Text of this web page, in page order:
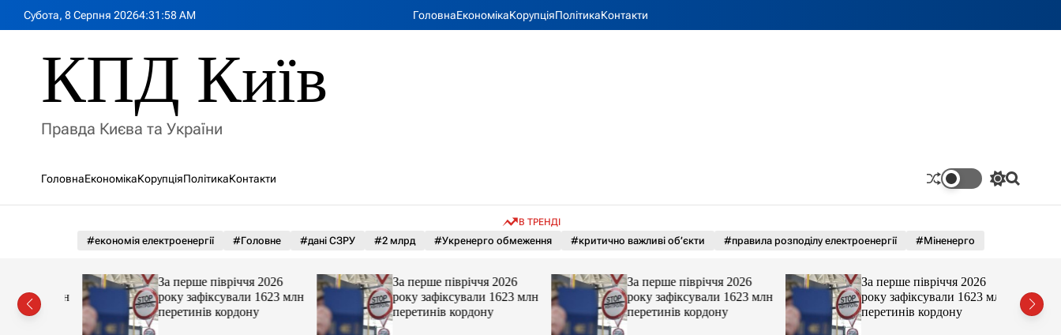
Субота, 8 Серпня 20264:32 :00AM ГоловнаЕкономікаКорупціяПолітикаКонтакти
КПД Київ
Правда Києва та України
ГоловнаЕкономікаКорупціяПолітикаКонтакти
П
м
а
ч
к
П
В ТРЕНДІ
#економія електроенергії #Головне #дані СЗРУ #2 млрд #Укренерго обмеження #критично важливі об’єкти #правила розподілу електроенергії #Міненерго
млн
За перше півріччя 2026
року зафіксували 1623 млн
перетинів кордону
За перше півріччя 2026
року зафіксували 1623 млн
перетинів кордону
За перше півріччя 2026
року зафіксували 1623 млн
перетинів кордону
За перше півріччя 2026
року зафіксували 1623 млн
перетинів кордону